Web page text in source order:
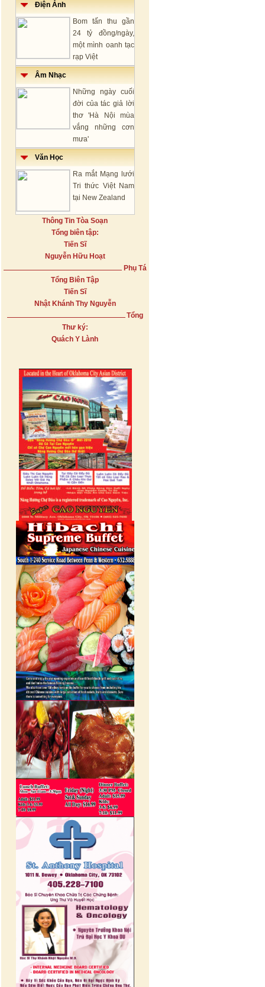
Điện Ảnh
Bom tấn thu gần
24 tỷ đồng/ngày,
một mình oanh tạc
rạp Việt
Âm Nhạc
Những ngày cuối
đời của tác giả lời
thơ 'Hà Nội mùa
vắng những cơn
mưa'
Văn Học
Ra mắt Mạng lưới
Tri thức Việt Nam
tại New Zealand
Thông Tin Tòa Soạn
Tổng biên tập:
Tiến Sĩ
Nguyễn Hữu Hoạt
Phụ Tá
Tổng Biên Tập
Tiến Sĩ
Nhật Khánh Thy Nguyễn
Tổng
Thư ký:
Quách Y Lành